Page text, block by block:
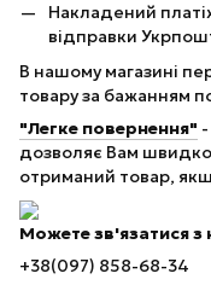
Накладений
відправки
В нашому магазині
товару за бажанням
"Легке повернення"
дозволяє Вам
отриманий товар,
Можете зв'язатися
+38(097) 858-68-34